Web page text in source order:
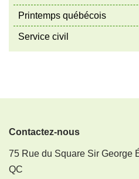
Printemps québécois
Service civil
Contactez-nous
75 Rue du Square Sir George
QC